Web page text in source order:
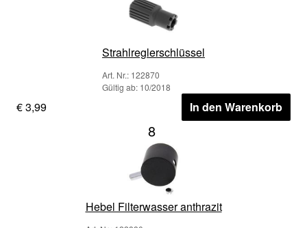
Strahlreglerschlüssel
Art. Nr.: 122870
Gültig ab: 10/2018
€ 3,99 In den Warenkorb
8
Hebel Filterwasser anthrazit